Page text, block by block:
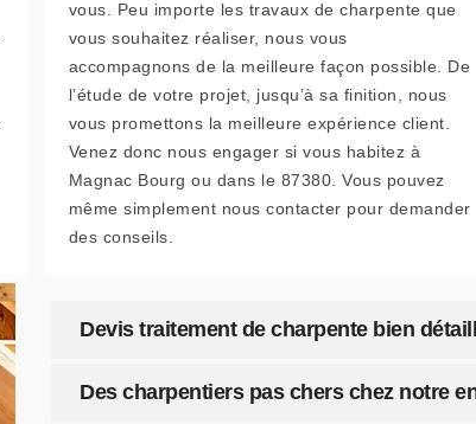
vous. Peu importe les travaux de charpente que
vous souhaitez réaliser, nous vous
accompagnons de la meilleure façon possible. De
l’étude de votre projet, jusqu’à sa finition, nous
vous promettons la meilleure expérience client.
Venez donc nous engager si vous habitez à
Magnac Bourg ou dans le 87380. Vous pouvez
même simplement nous contacter pour demander
des conseils.
Devis traitement de charpente bien
Des charpentiers pas chers chez notre